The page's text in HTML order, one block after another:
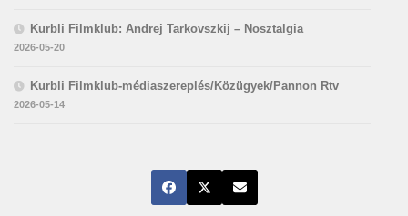
Kurbli Filmklub: Andrej Tarkovszkij – Nosztalgia
2026-05-20
Kurbli Filmklub-médiaszereplés/Közügyek/Pannon Rtv
2026-05-14